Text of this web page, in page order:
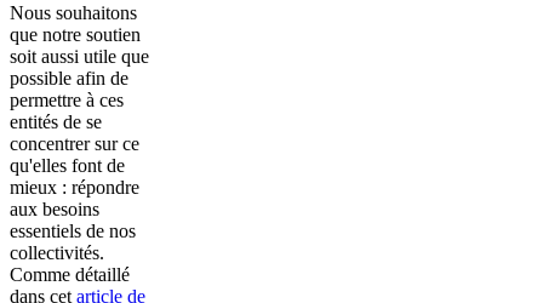
Nous souhaitons
que notre soutien
soit aussi utile que
possible afin de
permettre à ces
entités de se
concentrer sur ce
qu'elles font de
mieux : répondre
aux besoins
essentiels de nos
collectivités.
Comme détaillé
dans cet article de